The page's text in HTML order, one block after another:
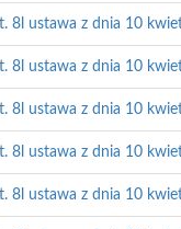
8l ustawa z dnia 10
8l ustawa z dnia 10
8l ustawa z dnia 10
8l ustawa z dnia 10
8l ustawa z dnia 10